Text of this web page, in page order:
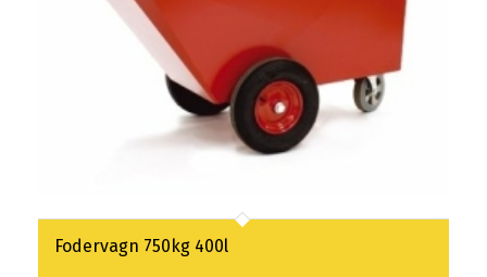
Fodervagn 750kg 400l